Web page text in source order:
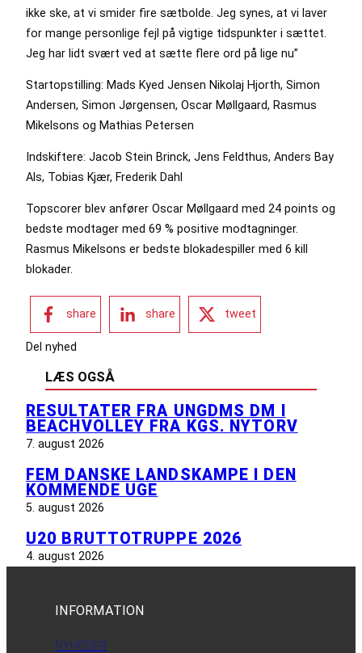
ikke ske, at vi smider fire sætbolde. Jeg synes, at vi laver
for mange personlige fejl på vigtige tidspunkter i sættet.
Jeg har lidt svært ved at sætte flere ord på lige nu”
Startopstilling: Mads Kyed Jensen Nikolaj Hjorth, Simon
Andersen, Simon Jørgensen, Oscar Møllgaard, Rasmus
Mikelsons og Mathias Petersen
Indskiftere: Jacob Stein Brinck, Jens Feldthus, Anders Bay
Als, Tobias Kjær, Frederik Dahl
Topscorer blev anfører Oscar Møllgaard med 24 points og
bedste modtager med 69 % positive modtagninger.
Rasmus Mikelsons er bedste blokadespiller med 6 kill
blokader.
share share tweet
Del nyhed
LÆS OGSÅ
RESULTATER FRA UNGDMS DM I
BEACHVOLLEY FRA KGS. NYTORV
7. august 2026
FEM DANSKE LANDSKAMPE I DEN
KOMMENDE UGE
5. august 2026
U20 BRUTTOTRUPPE 2026
4. august 2026
INFORMATION
NYHEDER